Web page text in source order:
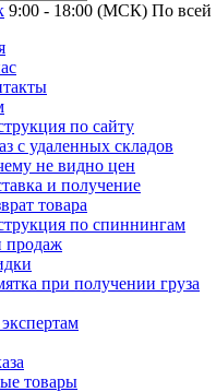
9:00 - 18:00 (МСК) По всей
по сайту
с удаленных складов
не видно цен
и получение
товара
по спиннингам
продаж
при получении груза
товары